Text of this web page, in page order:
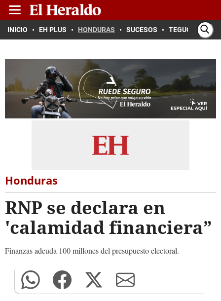
INICIO EH PLUS HONDURAS SUCESOS TEGUCIGALPA
Honduras
RNP se declara en
'calamidad financiera”
Finanzas adeuda 100 millones del presupuesto electoral.